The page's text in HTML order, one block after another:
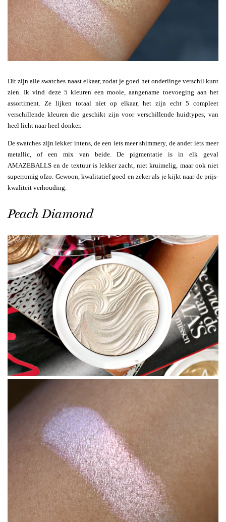
Dit zijn alle swatches naast elkaar, zodat je goed het onderlinge verschil kunt
zien. Ik vind deze 5 kleuren een mooie, aangename toevoeging aan het
assortiment. Ze lijken totaal niet op elkaar, het zijn echt 5 compleet
verschillende kleuren die geschikt zijn voor verschillende huidtypes, van
heel licht naar heel donker.
De swatches zijn lekker intens, de een iets meer shimmery, de ander iets meer
metallic, of een mix van beide. De pigmentatie is in elk geval
AMAZEBALLS en de textuur is lekker zacht, niet kruimelig, maar ook niet
superromig ofzo. Gewoon, kwalitatief goed en zeker als je kijkt naar de prijs-
kwaliteit verhouding.
Peach Diamond